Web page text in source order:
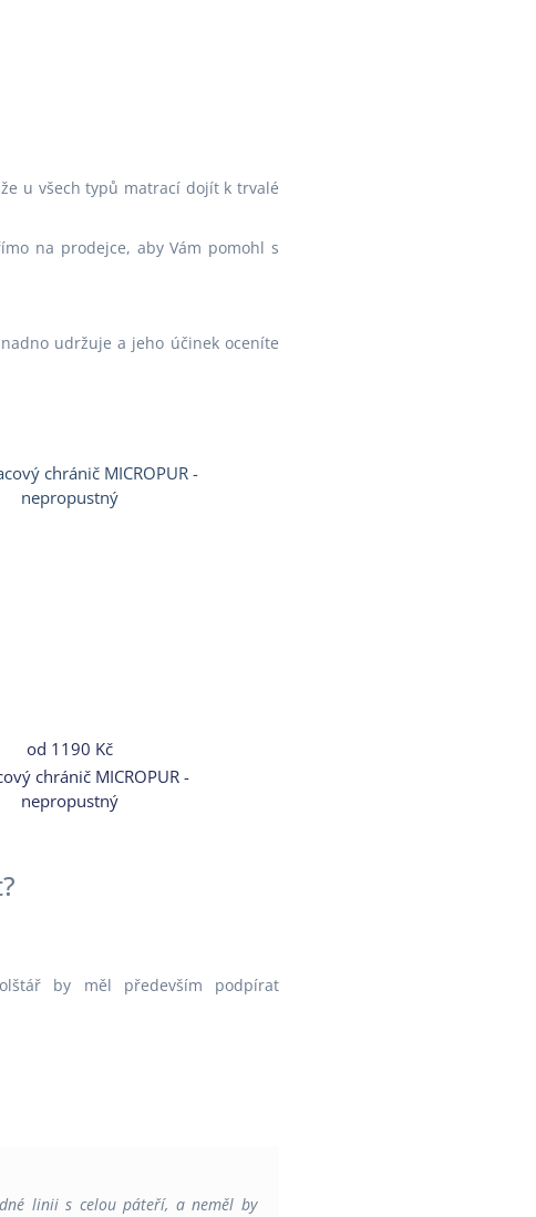
u všech typů matrací dojít k trvalé
na prodejce, aby Vám pomohl s
udržuje a jeho účinek oceníte
od 1190 Kč
chránič MICROPUR -
nepropustný
by měl především podpírat
linii s celou páteří, a neměl by